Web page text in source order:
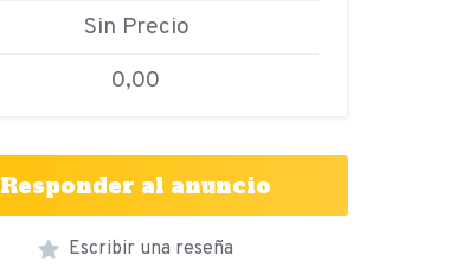
Sin Precio
0,00
Responder al anuncio
Escribir una reseña